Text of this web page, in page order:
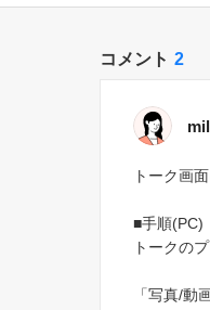
コメント 2
トーク画
■手順(PC)
トークの
「写真/動